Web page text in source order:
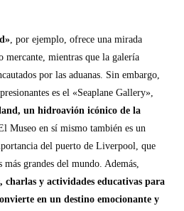
, por ejemplo, ofrece una mirada
mercante, mientras que la galería
por las aduanas. Sin embargo,
es el «Seaplane Gallery»,
un hidroavión icónico de la
Museo en sí mismo también es un
del puerto de Liverpool, que
grandes del mundo. Además,
charlas y actividades educativas para
en un destino emocionante y